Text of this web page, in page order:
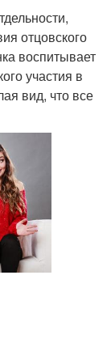
отцовского
воспитывает
участия в
вид, что все